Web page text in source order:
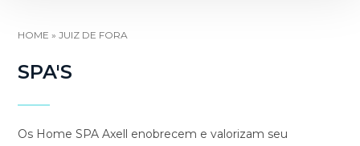
HOME »JUIZ DE FORA
SPA'S
Os Home SPA Axell enobrecem e valorizam seu